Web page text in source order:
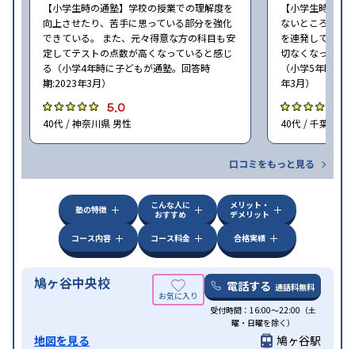
【小学生時の通塾】学校の授業での理解度を
向上させたり、苦手に思っている部分を強化
できている。 また、元々得意な方の科目も安
定してテストの点数が高くなっていると感じ
る（小学4年時に子どもが通塾。回答時
期:2023年3月）
5.0
40代 / 神奈川県 男性
【小学生時の通
ないところがあ
を連発していた
切なくなった。
（小学5年時に
年3月）
40代 / 千葉県 女
口コミをもっと見る
塾の特徴
こんな人に
おすすめ
メリット・
デメリット
コース内容
コース料金 合格実績
鳩ヶ谷中央校 電話する 通話料無料
受付時間：16:00〜22:00（土
曜・日曜を除く）
地図を見る 鳩ヶ谷駅